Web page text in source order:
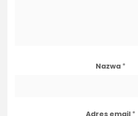
Nazwa *
Adres email *